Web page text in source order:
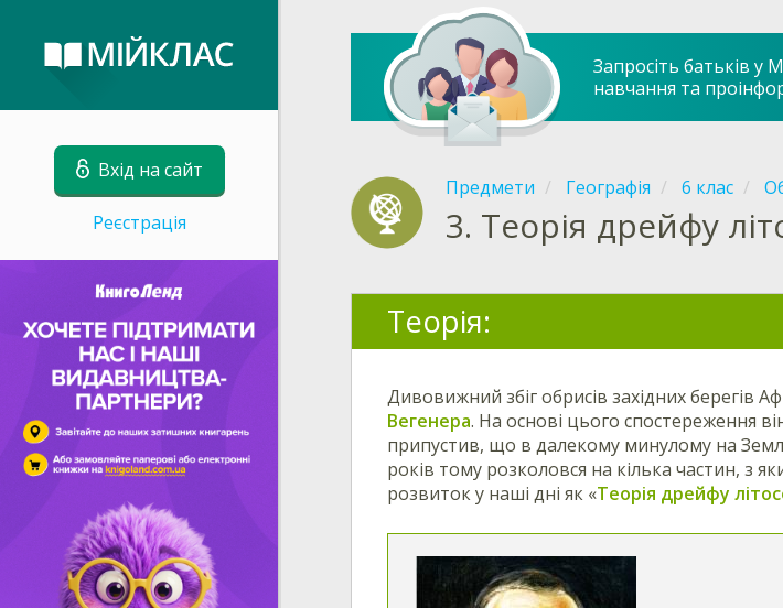
Вхід на сайт
Реєстрація
Запросіть батьків у
навчання та
Предмети Географія 6 клас
3. Теорія дрейфу
Теорія:
Дивовижний збіг обрисів західних берегів
Вегенера. На основі цього спостереження
припустив, що в далекому минулому на
років тому розколовся на кілька частин, з
розвиток у наші дні як «Теорія дрейфу